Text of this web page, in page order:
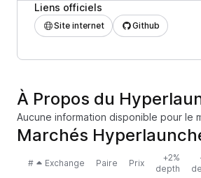
Liens officiels
Site internet Github
À Propos du
Aucune information disponible pour le
Marchés
# Exchange Paire Prix
+2%
depth